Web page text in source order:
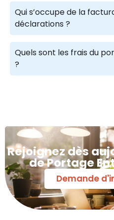
Qui s’occupe de la
déclarations ?
Quels sont les frais du
?
Rejoignez dès
de Portage
Demande